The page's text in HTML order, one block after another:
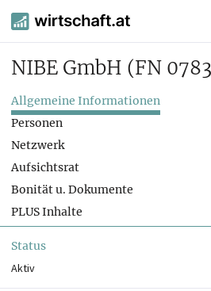
NIBE GmbH (FN
Allgemeine Informationen
Personen
Netzwerk
Aufsichtsrat
Bonität u. Dokumente
PLUS Inhalte
Status
Aktiv